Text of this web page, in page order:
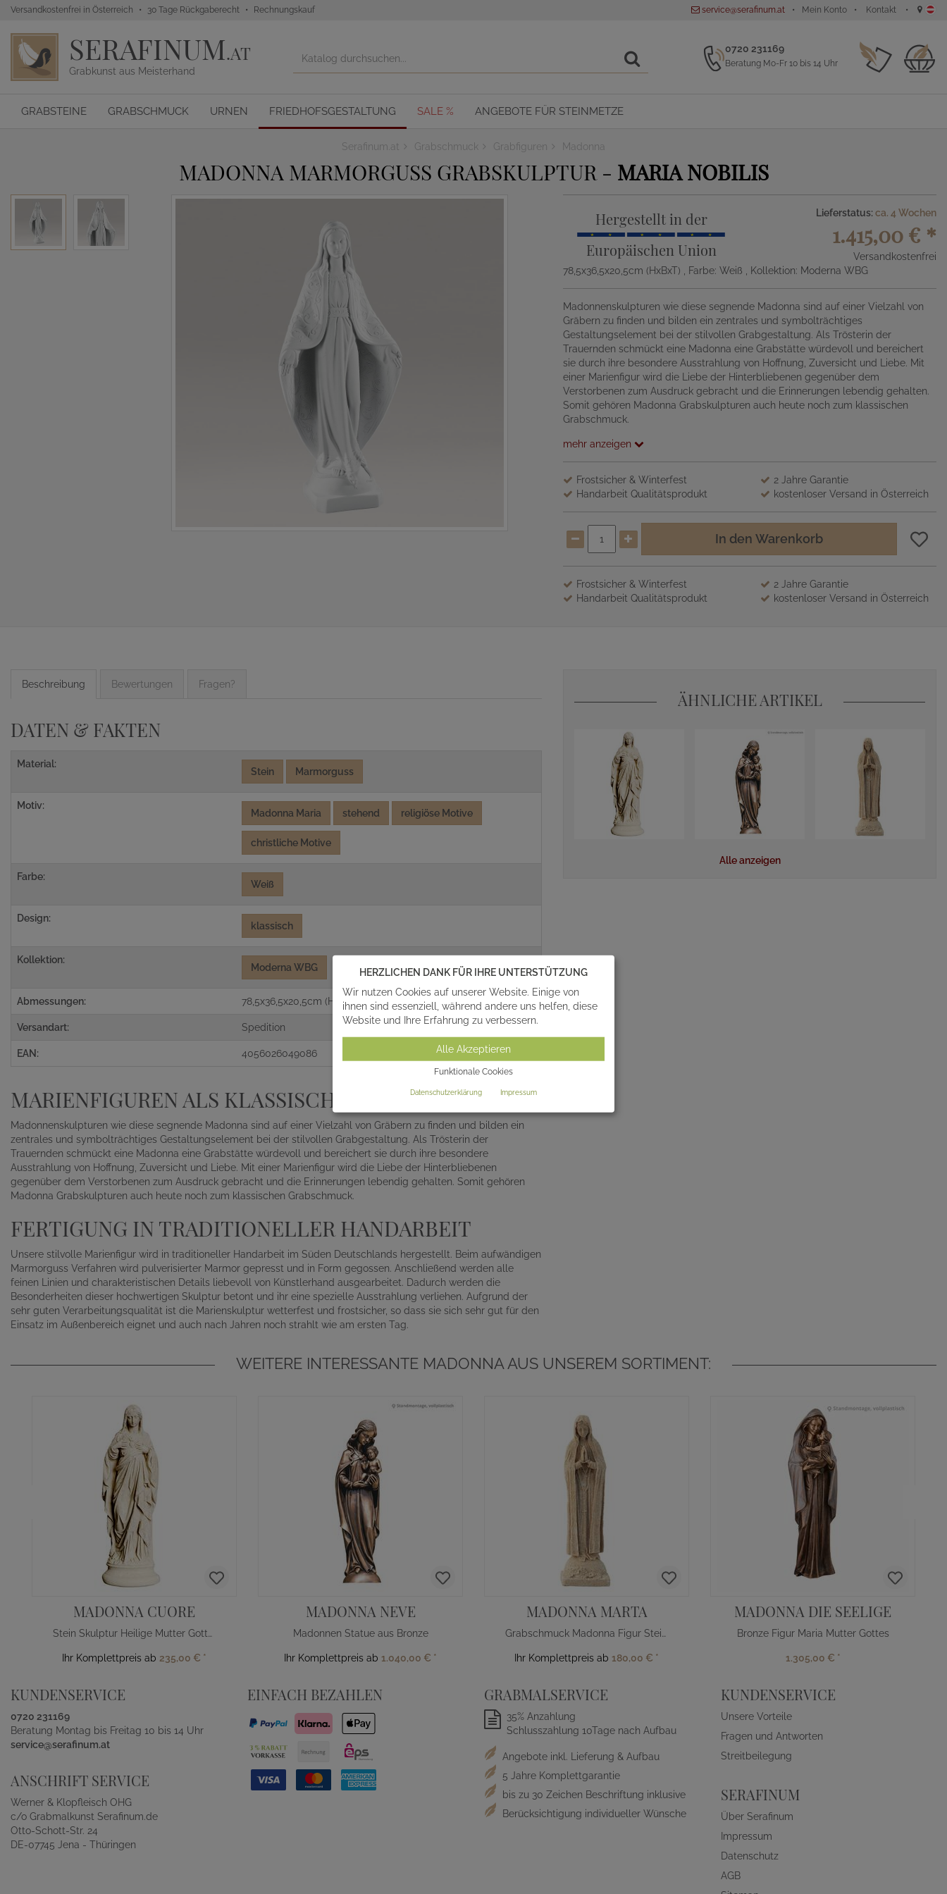
Versandkostenfrei in Österreich 30 Tage Rückgaberecht Rechnungskauf service@serafinum.at Mein Konto Kontakt
SERAFINUM.AT
Grabkunst aus Meisterhand
0720 231169
Beratung Mo-Fr 10 bis 14 Uhr
GRABSTEINE GRABSCHMUCK URNEN FRIEDHOFSGESTALTUNG SALE % ANGEBOTE FÜR STEINMETZE
Serafinum.at Grabschmuck Grabfiguren Madonna
MADONNA MARMORGUSS GRABSKULPTUR - MARIA NOBILIS
Hergestellt in der
Europäischen Union
Lieferstatus: ca. 4 Wochen
1.415,00 € *
Versandkostenfrei
78,5x36,5x20,5cm (HxBxT)
, Farbe: Weiß , Kollektion: Moderna WBG
Madonnenskulpturen wie diese segnende Madonna sind auf einer Vielzahl von
Gräbern zu finden und bilden ein zentrales und symbolträchtiges
Gestaltungselement bei der stilvollen Grabgestaltung. Als Trösterin der
Trauernden schmückt eine Madonna eine Grabstätte würdevoll und bereichert
sie durch ihre besondere Ausstrahlung von Hoffnung, Zuversicht und Liebe. Mit
einer Marienfigur wird die Liebe der Hinterbliebenen gegenüber dem
Verstorbenen zum Ausdruck gebracht und die Erinnerungen lebendig gehalten.
Somit gehören Madonna Grabskulpturen auch heute noch zum klassischen
Grabschmuck.
mehr anzeigen
Frostsicher & Winterfest
2 Jahre Garantie
Handarbeit Qualitätsprodukt
kostenloser Versand in Österreich
In den Warenkorb
Frostsicher & Winterfest
2 Jahre Garantie
Handarbeit Qualitätsprodukt
kostenloser Versand in Österreich
Beschreibung Bewertungen Fragen?
DATEN & FAKTEN
Material:
Stein Marmorguss
Motiv:
Madonna Maria stehend religiöse Motive
christliche Motive
Farbe:
Weiß
Design:
klassisch
Kollektion:
Moderna WBG
Abmessungen: 78,5x36,5x20,5cm (HxBxT)
Versandart: Spedition
EAN: 4056026049086
MARIENFIGUREN ALS KLASSISCHER GRABSCHMUCK
Madonnenskulpturen wie diese segnende Madonna sind auf einer Vielzahl von Gräbern zu finden und bilden ein
zentrales und symbolträchtiges Gestaltungselement bei der stilvollen Grabgestaltung. Als Trösterin der
Trauernden schmückt eine Madonna eine Grabstätte würdevoll und bereichert sie durch ihre besondere
Ausstrahlung von Hoffnung, Zuversicht und Liebe. Mit einer Marienfigur wird die Liebe der Hinterbliebenen
gegenüber dem Verstorbenen zum Ausdruck gebracht und die Erinnerungen lebendig gehalten. Somit gehören
Madonna Grabskulpturen auch heute noch zum klassischen Grabschmuck.
FERTIGUNG IN TRADITIONELLER HANDARBEIT
Unsere stilvolle Marienfigur wird in traditioneller Handarbeit im Süden Deutschlands hergestellt. Beim aufwändigen
Marmorguss Verfahren wird pulverisierter Marmor gepresst und in Form gegossen. Anschließend werden alle
feinen Linien und charakteristischen Details liebevoll von Künstlerhand ausgearbeitet. Dadurch werden die
Besonderheiten dieser hochwertigen Skulptur betont und ihr eine spezielle Ausstrahlung verliehen. Aufgrund der
sehr guten Verarbeitungsqualität ist die Marienskulptur wetterfest und frostsicher, so dass sie sich sehr gut für den
Einsatz im Außenbereich eignet und auch nach Jahren noch strahlt wie am ersten Tag.
ÄHNLICHE ARTIKEL
Alle anzeigen
WEITERE INTERESSANTE MADONNA AUS UNSEREM SORTIMENT:
MADONNA CUORE
Stein Skulptur Heilige Mutter Gottes mit Herz
Ihr Komplettpreis ab 235,00 € *
MADONNA NEVE
Madonnen Statue aus Bronze
Ihr Komplettpreis ab 1.040,00 € *
MADONNA MARTA
Grabschmuck Madonna Figur Steinguss
Ihr Komplettpreis ab 180,00 € *
MADONNA DIE SEELIGE
Bronze Figur Maria Mutter Gottes
1.305,00 € *
KUNDENSERVICE
0720 231169
Beratung Montag bis Freitag 10 bis 14 Uhr
service@serafinum.at
ANSCHRIFT SERVICE
Werner & Klopfleisch OHG
c/o Grabmalkunst Serafinum.de
Otto-Schott-Str. 24
DE-07745 Jena - Thüringen
EINFACH BEZAHLEN GRABMALSERVICE
35% Anzahlung
Schlusszahlung 10Tage nach Aufbau
Angebote inkl. Lieferung & Aufbau
5 Jahre Komplettgarantie
bis zu 30 Zeichen Beschriftung inklusive
Berücksichtigung individueller Wünsche
KUNDENSERVICE
Unsere Vorteile
Fragen und Antworten
Streitbeilegung
SERAFINUM
Über Serafinum
Impressum
Datenschutz
AGB
HERZLICHEN DANK FÜR IHRE UNTERSTÜTZUNG
Wir nutzen Cookies auf unserer Website. Einige von
ihnen sind essenziell, während andere uns helfen, diese
Website und Ihre Erfahrung zu verbessern.
Alle Akzeptieren
Funktionale Cookies
Datenschutzerklärung Impressum